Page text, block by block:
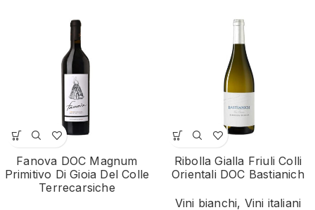
Fanova DOC Magnum
Primitivo Di Gioia Del Colle
Terrecarsiche
Ribolla Gialla Friuli Colli
Orientali DOC Bastianich
Vini bianchi, Vini italiani